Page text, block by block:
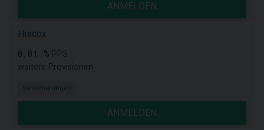
ANMELDEN
Hiscox
0,01 %
weitere Provisionen
Versicherungen
ANMELDEN